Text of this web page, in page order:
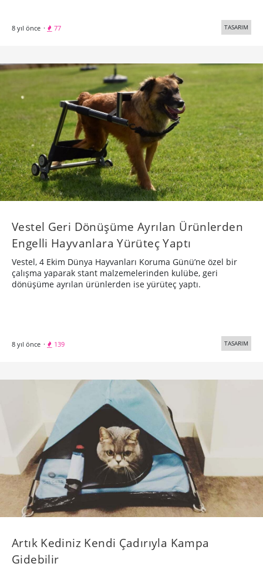
8 yıl önce · 77 TASARIM
Vestel Geri Dönüşüme Ayrılan Ürünlerden
Engelli Hayvanlara Yürüteç Yaptı
Vestel, 4 Ekim Dünya Hayvanları Koruma Günü’ne özel bir
çalışma yaparak stant malzemelerinden kulübe, geri
dönüşüme ayrılan ürünlerden ise yürüteç yaptı.
8 yıl önce · 139 TASARIM
Artık Kediniz Kendi Çadırıyla Kampa
Gidebilir